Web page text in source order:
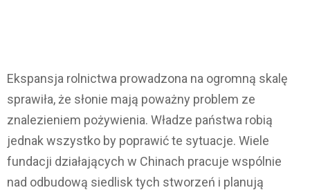
Ekspansja rolnictwa prowadzona na ogromną skalę
sprawiła, że słonie mają poważny problem ze
znalezieniem pożywienia. Władze państwa robią
jednak wszystko by poprawić te sytuacje. Wiele
fundacji działających w Chinach pracuje wspólnie
nad odbudową siedlisk tych stworzeń i planują